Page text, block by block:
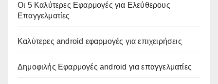
Οι 5 Καλύτερες Εφαρμογές για Ελεύθερους
Επαγγελματίες
Καλύτερες android εφαρμογές για επιχειρήσεις
Δημοφιλής Εφαρμογές android για επαγγελματίες